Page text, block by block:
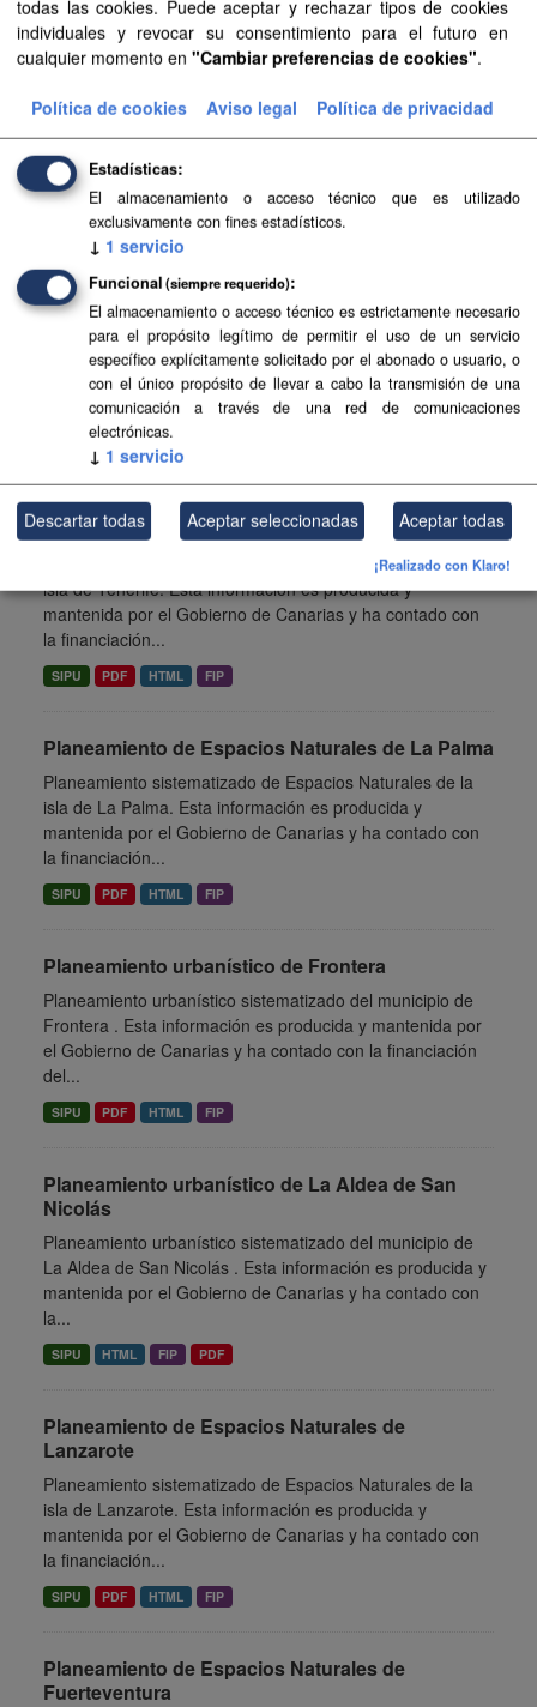
Planeamiento urbanístico de Adeje
Planeamiento urbanístico sistematizado del municipio de
Gobierno de Canarias y ha contado con la financiación
del...
PDF HTML FIP
Planeamiento de Espacios Naturales de Gran
Canaria
Planeamiento sistematizado de Espacios Naturales de la
isla de Gran Canaria. Esta información es producida y
mantenida por el Gobierno de Canarias y ha contado con
PDF HTML
Planeamiento de Espacios Naturales de Tenerife
Planeamiento sistematizado de Espacios Naturales de la
isla de Tenerife. Esta información es producida y
mantenida por el Gobierno de Canarias y ha contado con
la financiación...
SIPU PDF HTML FIP
Planeamiento de Espacios Naturales de La Palma
Planeamiento sistematizado de Espacios Naturales de la
isla de La Palma. Esta información es producida y
mantenida por el Gobierno de Canarias y ha contado con
la financiación...
SIPU PDF HTML FIP
Planeamiento urbanístico de Frontera
Planeamiento urbanístico sistematizado del municipio de
Frontera . Esta información es producida y mantenida por
el Gobierno de Canarias y ha contado con la financiación
del...
SIPU PDF HTML FIP
Planeamiento urbanístico de La Aldea de San
Nicolás
Planeamiento urbanístico sistematizado del municipio de
La Aldea de San Nicolás . Esta información es producida y
mantenida por el Gobierno de Canarias y ha contado con
la...
SIPU HTML FIP PDF
Planeamiento de Espacios Naturales de
Lanzarote
Planeamiento sistematizado de Espacios Naturales de la
isla de Lanzarote. Esta información es producida y
mantenida por el Gobierno de Canarias y ha contado con
la financiación...
SIPU PDF HTML FIP
Planeamiento de Espacios Naturales de
Fuerteventura
todas las cookies. Puede aceptar y rechazar tipos de cookies
individuales y revocar su consentimiento para el futuro en
cualquier momento en "Cambiar preferencias de cookies".
Política de cookies Aviso legal Política de privacidad
Estadísticas
El almacenamiento o acceso técnico que es utilizado
exclusivamente con fines estadísticos.
↓ 1 servicio
Funcional (siempre requerido)
El almacenamiento o acceso técnico es estrictamente necesario
para el propósito legítimo de permitir el uso de un servicio
específico explícitamente solicitado por el abonado o usuario, o
con el único propósito de llevar a cabo la transmisión de una
comunicación a través de una red de comunicaciones
electrónicas.
↓ 1 servicio
Descartar todas Aceptar seleccionadas Aceptar todas
¡Realizado con Klaro!